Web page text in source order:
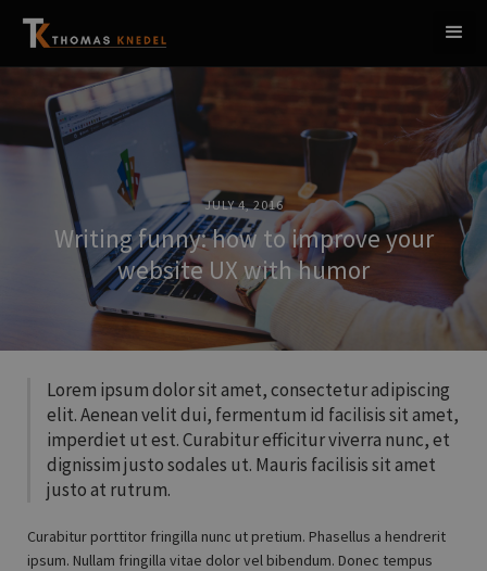
JULY 4, 2016
Writing funny: how to improve your
website UX with humor
Lorem ipsum dolor sit amet, consectetur adipiscing
elit. Aenean velit dui, fermentum id facilisis sit amet,
imperdiet ut est. Curabitur efficitur viverra nunc, et
dignissim justo sodales ut. Mauris facilisis sit amet
justo at rutrum.
Curabitur porttitor fringilla nunc ut pretium. Phasellus a hendrerit
ipsum. Nullam fringilla vitae dolor vel bibendum. Donec tempus